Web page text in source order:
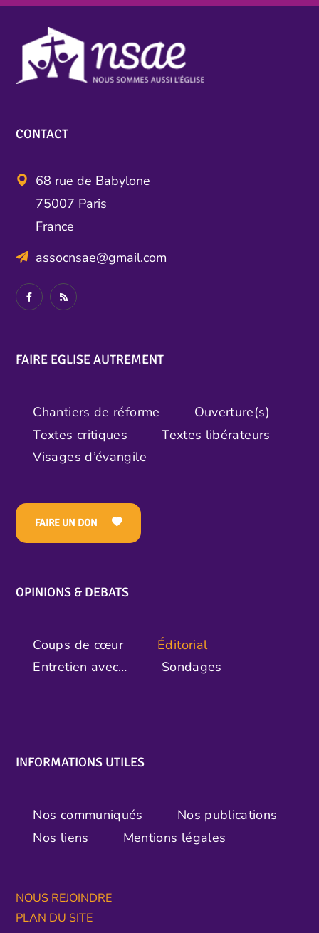
CONTACT
68 rue de Babylone
75007 Paris
France
assocnsae@gmail.com
FAIRE EGLISE AUTREMENT
Chantiers de réforme
Ouverture(s)
Textes critiques
Textes libérateurs
Visages d’évangile
FAIRE UN DON
OPINIONS & DEBATS
Coups de cœur
Éditorial
Entretien avec…
Sondages
INFORMATIONS UTILES
Nos communiqués
Nos publications
Nos liens
Mentions légales
NOUS REJOINDRE
PLAN DU SITE